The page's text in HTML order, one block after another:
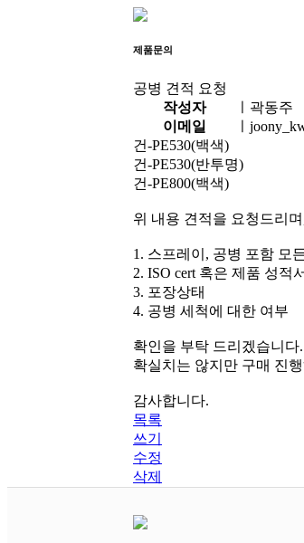
제품문의
공병 견적 요청
작성자
곽동주
이메일
건-PE530(백색)
건-PE530(반투명)
건-PE800(백색)
위 내용 견적을 요청드리
1. 스프레이, 공병 포함 모
2. ISO cert 혹은 제품 성적
3. 포장상태
4. 공병 세척에 대한 여부
확인을 부탁 드리겠습니다.
확실치는 않지만 구매 진
감사합니다.
목록
쓰기
수정
삭제